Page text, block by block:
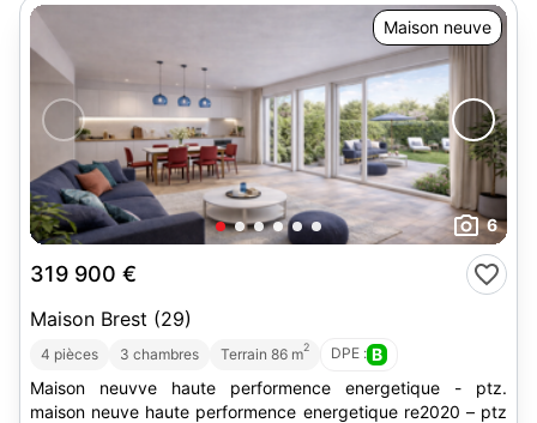
Maison neuve
6
319 900 €
Maison Brest (29)
4 pièces 3 chambres Terrain 86 m2 DPE : B
Maison neuvve haute performence energetique - ptz.
maison neuve haute performence energetique re2020 – ptz